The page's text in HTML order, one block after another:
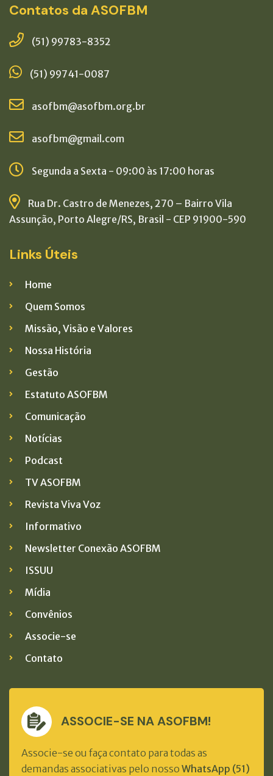
Contatos da ASOFBM
(51) 99783-8352
(51) 99741-0087
asofbm@asofbm.org.br
asofbm@gmail.com
Segunda a Sexta - 09:00 às 17:00 horas
Rua Dr. Castro de Menezes, 270 – Bairro Vila
Assunção, Porto Alegre/RS, Brasil - CEP 91900-590
Links Úteis
Home
Quem Somos
Missão, Visão e Valores
Nossa História
Gestão
Estatuto ASOFBM
Comunicação
Notícias
Podcast
TV ASOFBM
Revista Viva Voz
Informativo
Newsletter Conexão ASOFBM
ISSUU
Mídia
Convênios
Associe-se
Contato
ASSOCIE-SE NA ASOFBM!
Associe-se ou faça contato para todas as
demandas associativas pelo nosso WhatsApp (51)